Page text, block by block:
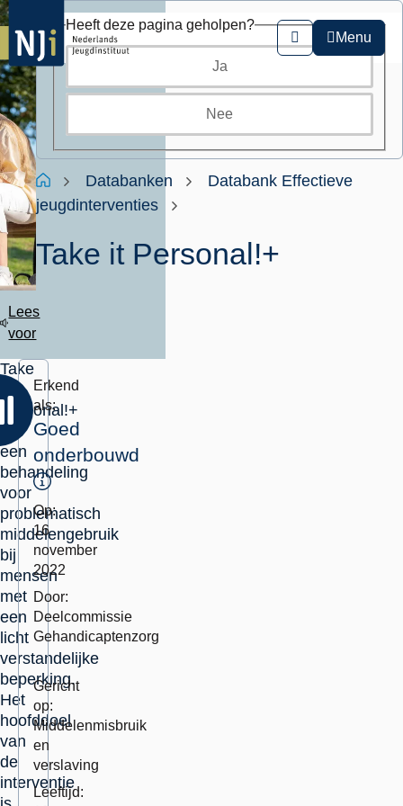
Overslaan
en
naar
de
inhoud
gaan
Zoeken
Menu
Kruimelpad
HomeDatabanken
Databank Effectieve
jeugdinterventies
Take it Personal!+
Lees
voor
Take
Personal!+
een
behandeling
voor
problematisch
middelengebruik
bij
mensen
met
een
licht
verstandelijke
beperking.
Het
hoofddoel
van
de
interventie
Erkend
als:
Goed
onderbouwd
Toelichting
Op:
16
november
2022
Door:
Deelcommissie
Gehandicaptenzorg
Erkend
als
integraal
vve-
programma.:
Momenteel
in
herbeoordeling:
Gericht
op:
Middelenmisbruik
en
verslaving
Leeftijd:
Heeft deze pagina geholpen?
Ja
Nee